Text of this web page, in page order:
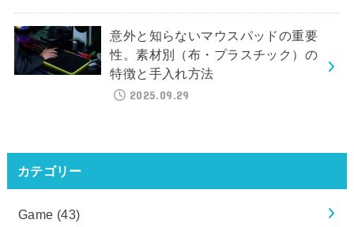
意外と知らないマウスパッドの重要
性。素材別（布・プラスチック）の
特徴と手入れ方法
2025.09.29
カテゴリー
Game (43)